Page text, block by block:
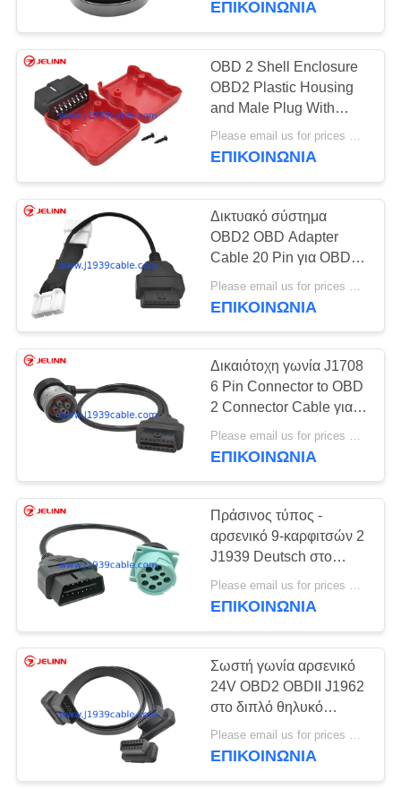
OBD2 καλώδιο
επέκτασης
19
OBD2 καλώδιο
συνδετήρων
OBD2 καλώδιο Υ
37
Συνδετήρας 16
καρφιτσών OBD2
ΕΠΙΚΟΙΝΩΝΙΑ
OBD 2 Shell Enclosure
OBD2 Plastic Housing
and Male Plug With
Curved Pin and Screws
Please email us for prices MOQ:100 pcs
ΕΠΙΚΟΙΝΩΝΙΑ
Δικτυακό σύστημα
OBD2 OBD Adapter
Cable 20 Pin για OBDII
για Tesla Model 3 Έτος
2018
ΕΠΙΚΟΙΝΩΝΙΑ
Δικαιότοχη γωνία J1708
6 Pin Connector to OBD
2 Connector Cable για
διάγνωση συσκευών ή
ιχνηλατηρίων
Please email us for prices MOQ:100 pcs
ΕΠΙΚΟΙΝΩΝΙΑ
Πράσινος τύπος -
αρσενικό 9-καρφιτσών 2
J1939 Deutsch στο
θηλυκό καλώδιο 6-
καρφιτσών J1708
Please email us for prices MOQ:100 τεμ
ΕΠΙΚΟΙΝΩΝΙΑ
Σωστή γωνία αρσενικό
24V OBD2 OBDII J1962
στο διπλό θηλυκό
επίπεδο καλώδιο Υ
Please email us for prices MOQ:100 τεμ
ΕΠΙΚΟΙΝΩΝΙΑ